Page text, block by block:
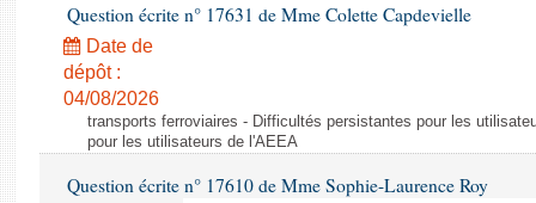
Question écrite n° 17631 de Mme Colette Capdevielle
Date de
dépôt :
04/08/2026
transports ferroviaires - Difficultés persistantes pour les
pour les utilisateurs de l'AEEA
Question écrite n° 17610 de Mme Sophie-Laurence Roy